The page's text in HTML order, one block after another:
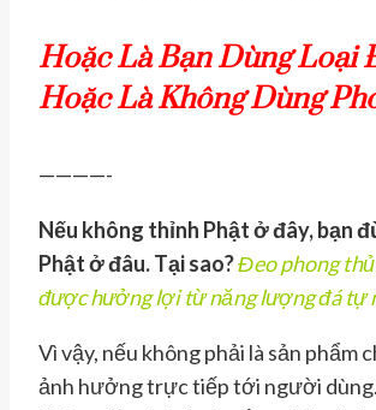
Hoặc Là Bạn Dùng Loại
Hoặc Là Không Dùng
————-
Nếu không thỉnh Phật ở đây, bạn
Phật ở đâu. Tại sao?Đeo phong
được hưởng lợi từ năng lượng đá tự
Vì vậy, nếu không phải là sản phẩm
ảnh hưởng trực tiếp tới người